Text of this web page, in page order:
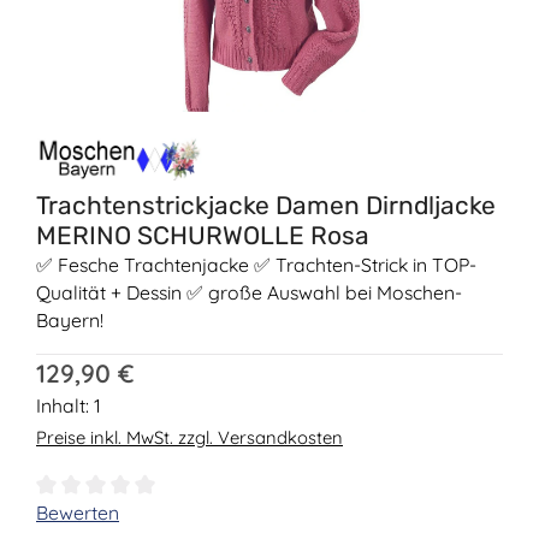
Trachtenstrickjacke Damen Dirndljacke
MERINO SCHURWOLLE Rosa
✅ Fesche Trachtenjacke ✅ Trachten-Strick in TOP-
Qualität + Dessin ✅ große Auswahl bei Moschen-
Bayern!
Regulärer Preis:
129,90 €
Inhalt: 1
Preise inkl. MwSt. zzgl. Versandkosten
Durchschnittliche Bewertung von 0 von 5 Sternen
Bewerten